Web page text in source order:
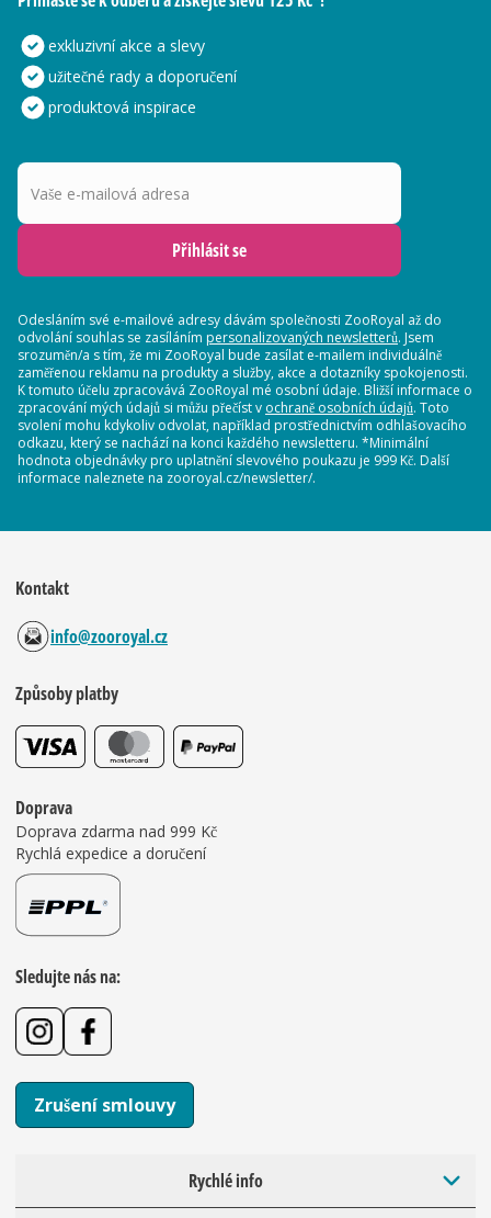
exkluzivní akce a slevy
užitečné rady a doporučení
produktová inspirace
Vaše e-mailová adresa
Přihlásit se
Odesláním své e-mailové adresy dávám společnosti ZooRoyal až do
odvolání souhlas se zasíláním personalizovaných newsletterů. Jsem
srozuměn/a s tím, že mi ZooRoyal bude zasílat e-mailem individuálně
zaměřenou reklamu na produkty a služby, akce a dotazníky spokojenosti.
K tomuto účelu zpracovává ZooRoyal mé osobní údaje. Bližší informace o
zpracování mých údajů si můžu přečíst v ochraně osobních údajů. Toto
svolení mohu kdykoliv odvolat, například prostřednictvím odhlašovacího
odkazu, který se nachází na konci každého newsletteru. *Minimální
hodnota objednávky pro uplatnění slevového poukazu je 999 Kč. Další
informace naleznete na zooroyal.cz/newsletter/.
Kontakt
info@zooroyal.cz
Způsoby platby
Doprava
Doprava zdarma nad 999 Kč
Rychlá expedice a doručení
Sledujte nás na:
Zrušení smlouvy
Rychlé info